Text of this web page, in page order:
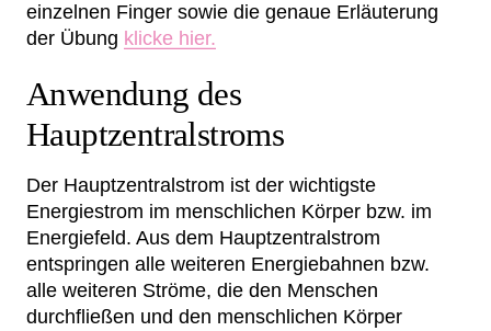
einzelnen Finger sowie die genaue Erläuterung
der Übung klicke hier.
Anwendung des
Hauptzentralstroms
Der Hauptzentralstrom ist der wichtigste
Energiestrom im menschlichen Körper bzw. im
Energiefeld. Aus dem Hauptzentralstrom
entspringen alle weiteren Energiebahnen bzw.
alle weiteren Ströme, die den Menschen
durchfließen und den menschlichen Körper